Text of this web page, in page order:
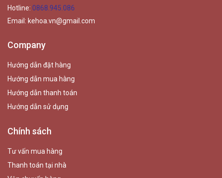
Hotline: 0868.945.086
Email: kehoa.vn@gmail.com
Company
Hướng dẫn đặt hàng
Hướng dẫn mua hàng
Hướng dẫn thanh toán
Hướng dẫn sử dụng
Chính sách
Tư vấn mua hàng
Thanh toán tại nhà